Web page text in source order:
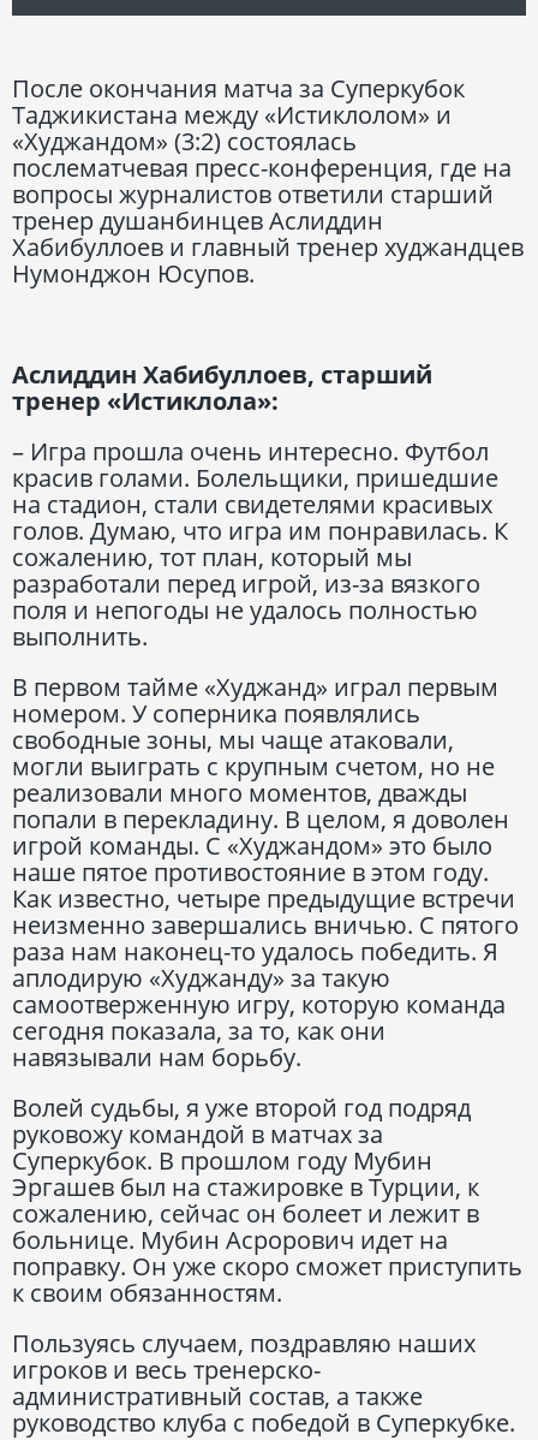
После окончания матча за Суперкубок
Таджикистана между «Истиклолом» и
«Худжандом» (3:2) состоялась
послематчевая пресс-конференция, где на
вопросы журналистов ответили старший
тренер душанбинцев Аслиддин
Хабибуллоев и главный тренер худжандцев
Нумонджон Юсупов.
Аслиддин Хабибуллоев, старший
тренер «Истиклола»:
– Игра прошла очень интересно. Футбол
красив голами. Болельщики, пришедшие
на стадион, стали свидетелями красивых
голов. Думаю, что игра им понравилась. К
сожалению, тот план, который мы
разработали перед игрой, из-за вязкого
поля и непогоды не удалось полностью
выполнить.
В первом тайме «Худжанд» играл первым
номером. У соперника появлялись
свободные зоны, мы чаще атаковали,
могли выиграть с крупным счетом, но не
реализовали много моментов, дважды
попали в перекладину. В целом, я доволен
игрой команды. С «Худжандом» это было
наше пятое противостояние в этом году.
Как известно, четыре предыдущие встречи
неизменно завершались вничью. С пятого
раза нам наконец-то удалось победить. Я
аплодирую «Худжанду» за такую
самоотверженную игру, которую команда
сегодня показала, за то, как они
навязывали нам борьбу.
Волей судьбы, я уже второй год подряд
руковожу командой в матчах за
Суперкубок. В прошлом году Мубин
Эргашев был на стажировке в Турции, к
сожалению, сейчас он болеет и лежит в
больнице. Мубин Асрорович идет на
поправку. Он уже скоро сможет приступить
к своим обязанностям.
Пользуясь случаем, поздравляю наших
игроков и весь тренерско-
административный состав, а также
руководство клуба с победой в Суперкубке.